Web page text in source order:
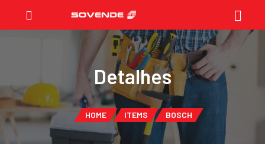
Detalhes
HOME ITEMS BOSCH